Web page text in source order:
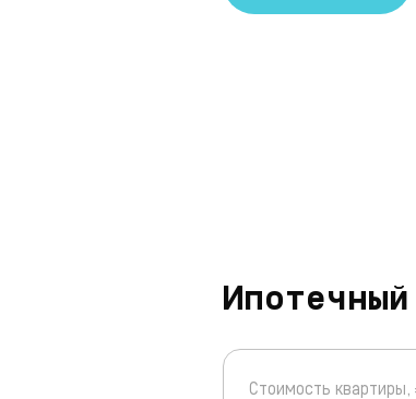
Cтоимость квартиры,